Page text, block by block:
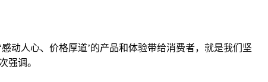
动人心、价格厚道’的产品和体验带给消费者，就是我们坚
强调。